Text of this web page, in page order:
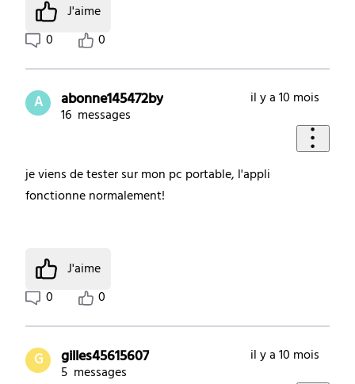
J'aime
0
0
A abonne145472by
16 messages
il y a 10 mois
je viens de tester sur mon pc portable, l'appli
fonctionne normalement!
J'aime
0
0
G gilles45615607
5 messages
il y a 10 mois